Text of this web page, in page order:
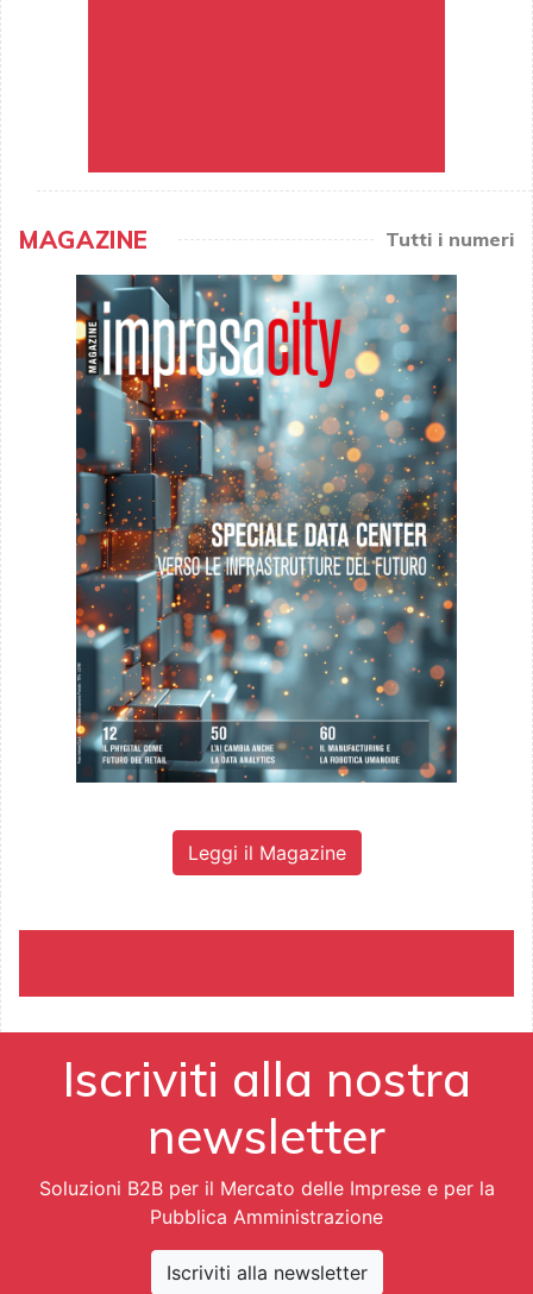
MAGAZINE Tutti i numeri
Leggi il Magazine
Iscriviti alla nostra
newsletter
Soluzioni B2B per il Mercato delle Imprese e per la
Pubblica Amministrazione
Iscriviti alla newsletter